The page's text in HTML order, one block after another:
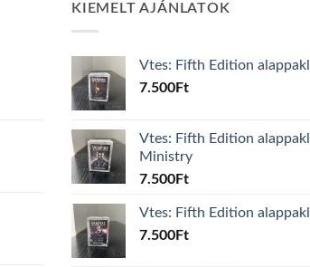
KIEMELT AJÁNLATOK
Vtes: Fifth Edition
7.500Ft
Vtes: Fifth Edition
Ministry
7.500Ft
Vtes: Fifth Edition
7.500Ft